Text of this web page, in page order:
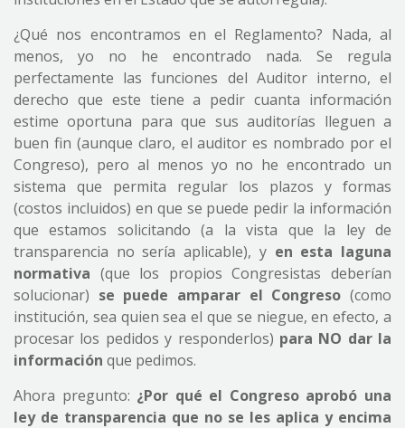
¿Qué nos encontramos en el Reglamento? Nada, al
menos, yo no he encontrado nada. Se regula
perfectamente las funciones del Auditor interno, el
derecho que este tiene a pedir cuanta información
estime oportuna para que sus auditorías lleguen a
buen fin (aunque claro, el auditor es nombrado por el
Congreso), pero al menos yo no he encontrado un
sistema que permita regular los plazos y formas
(costos incluidos) en que se puede pedir la información
que estamos solicitando (a la vista que la ley de
transparencia no sería aplicable), y en esta laguna
normativa (que los propios Congresistas deberían
solucionar) se puede amparar el Congreso (como
institución, sea quien sea el que se niegue, en efecto, a
procesar los pedidos y responderlos) para NO dar la
información que pedimos.
Ahora pregunto: ¿Por qué el Congreso aprobó una
ley de transparencia que no se les aplica y encima